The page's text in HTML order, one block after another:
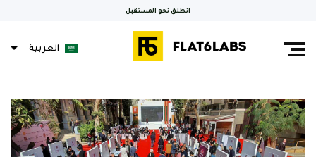
انطلق نحو المستقبل
العربية